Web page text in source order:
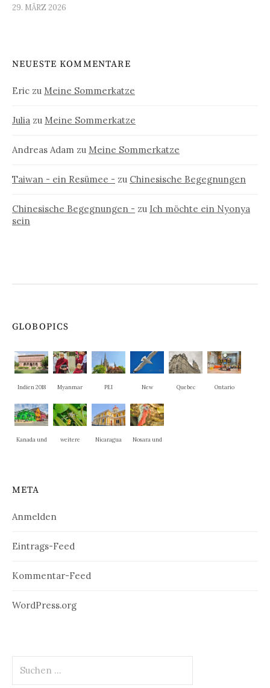
29. MÄRZ 2026
NEUESTE KOMMENTARE
Eric zu Meine Sommerkatze
Julia zu Meine Sommerkatze
Andreas Adam zu Meine Sommerkatze
Taiwan - ein Resümee - zu Chinesische Begegnungen
Chinesische Begegnungen - zu Ich möchte ein Nyonya
sein
GLOBOPICS
Indien 2018 Myanmar PEI
New
Quebec Ontario
Kanada und
weitere
Nicaragua
Nosara und
META
Anmelden
Eintrags-Feed
Kommentar-Feed
WordPress.org
nach: